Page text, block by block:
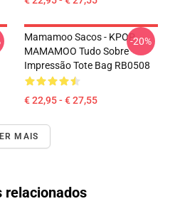
Mamamoo Sacos - KPOP
MAMAMOO Tudo Sobre
Impressão Tote Bag RB0508
€ 22,95 - € 27,55
-20%
MAIS
relacionados